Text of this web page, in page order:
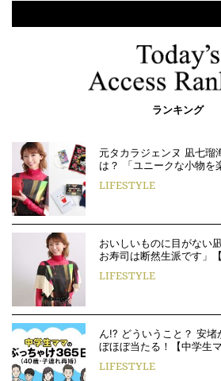
ランキング
元タカラジェンヌ 凪七瑠
は？ 「ユニークな小物を
LIFESTYLE
おいしいものに目がない
お寿司は断然生派です」
LIFESTYLE
ん!? どういうこと？ 安
ぼほぼ当たる！【中学生
LIFESTYLE